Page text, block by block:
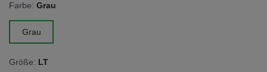
Farbe: Grau
Grau
Größe: LT